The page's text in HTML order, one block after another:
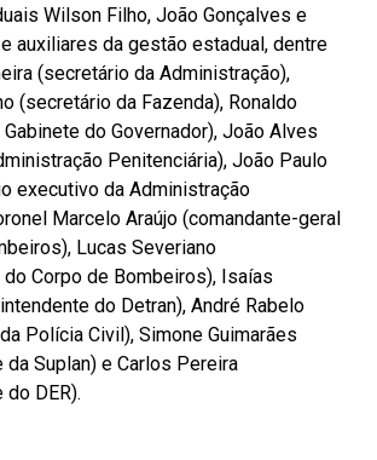
Wilson Filho, João Gonçalves e
auxiliares da gestão estadual, dentre
(secretário da Administração),
(secretário da Fazenda), Ronaldo
do Governador), João Alves
Penitenciária), João Paulo
executivo da Administração
Marcelo Araújo (comandante-geral
Lucas Severiano
Corpo de Bombeiros), Isaías
do Detran), André Rabelo
Polícia Civil), Simone Guimarães
Suplan) e Carlos Pereira
DER).